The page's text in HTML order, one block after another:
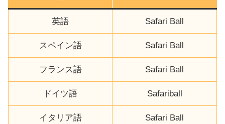
英語 Safari Ball
スペイン語 Safari Ball
フランス語 Safari Ball
ドイツ語 Safariball
イタリア語 Safari Ball